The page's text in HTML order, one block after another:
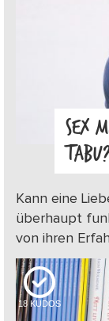
SEX
Kann eine
überhaupt
von ihren
18 KUDOS